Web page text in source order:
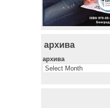
архива
архива